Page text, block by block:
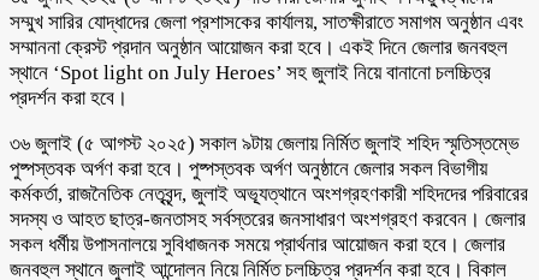
সম্মুখ সারির যোদ্ধাদের জেলা প্রশাসকের কার্যালয়, সাতক্ষীরাতে সমাগম অনুষ্ঠান এবং
সম্মাননা ক্রেস্ট প্রদান অনুষ্ঠান আয়োজন করা হবে। একই দিনে জেলার জনবহুল
স্থানে ‘Spot light on July Heroes’ সহ জুলাই নিয়ে বানানো চলচ্চিত্র
প্রদর্শন করা হবে।
৩৬ জুলাই (৫ আগস্ট ২০২৫) সকাল ৯টায় জেলায় নির্মিত জুলাই শহিদ স্মৃতিস্তম্ভে
পুষ্পস্তবক অর্পণ করা হবে। পুষ্পস্তবক অর্পণ অনুষ্ঠানে জেলার সকল বিভাগীয়
কর্মকর্তা, রাজনৈতিক নেতৃবৃন্দ, জুলাই অভ্যূত্থানে অংশগ্রহণকারী শহিদদের পরিবারের
সদস্য ও আহত ছাত্র-জনতাসহ সর্বস্তরের জনসাধারণ অংশগ্রহণ করবেন। জেলার
সকল ধর্মীয় উপাসনালয়ে সুবিধাজনক সময়ে প্রার্থনার আয়োজন করা হবে। জেলার
জনবহুল স্থানে জুলাই আন্দোলন নিয়ে নির্মিত চলচ্চিত্র প্রদর্শন করা হবে। বিকাল